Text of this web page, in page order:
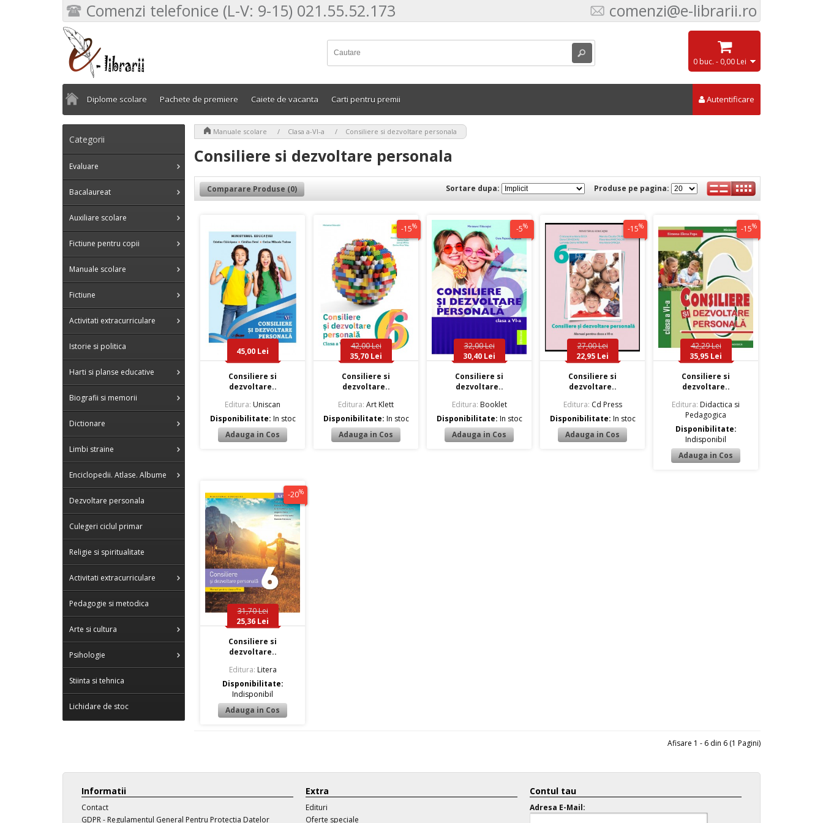
Comenzi telefonice (L-V: 9-15) 021.55.52.173 comenzi@e-librarii.ro
0 buc. - 0,00 Lei
Diplome scolare Pachete de premiere Caiete de vacanta Carti pentru premii Autentificare
Categorii
Evaluare
Bacalaureat
Auxiliare scolare
Fictiune pentru copii
Manuale scolare
Fictiune
Activitati extracurriculare
Istorie si politica
Harti si planse educative
Biografii si memorii
Dictionare
Limbi straine
Enciclopedii. Atlase. Albume
Dezvoltare personala
Culegeri ciclul primar
Religie si spiritualitate
Activitati extracurriculare
Pedagogie si metodica
Arte si cultura
Psihologie
Stiinta si tehnica
Lichidare de stoc
Manuale scolare Clasa a-VI-a Consiliere si dezvoltare personala
Consiliere si dezvoltare personala
Comparare Produse (0) Produse pe pagina:
Sortare dupa:
45,00 Lei
Consiliere si
dezvoltare..
Editura: Uniscan
Disponibilitate: In stoc
-15%
42,00 Lei
35,70 Lei
Consiliere si
dezvoltare..
Editura: Art Klett
Disponibilitate: In stoc
-5%
32,00 Lei
30,40 Lei
Consiliere si
dezvoltare..
Editura: Booklet
Disponibilitate: In stoc
-15%
27,00 Lei
22,95 Lei
Consiliere si
dezvoltare..
Editura: Cd Press
Disponibilitate: In stoc
-15%
42,29 Lei
35,95 Lei
Consiliere si
dezvoltare..
Editura: Didactica si
Pedagogica
Disponibilitate:
Indisponibil
-20%
31,70 Lei
25,36 Lei
Consiliere si
dezvoltare..
Editura: Litera
Disponibilitate:
Indisponibil
Afisare 1 - 6 din 6 (1 Pagini)
Informatii
Contact
GDPR - Regulamentul General Pentru Protectia Datelor
Extra
Edituri
Oferte speciale
Contul tau
Adresa E-Mail: